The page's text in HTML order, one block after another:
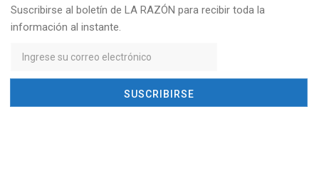
Suscribirse al boletín de LA RAZÓN para recibir toda la
información al instante.